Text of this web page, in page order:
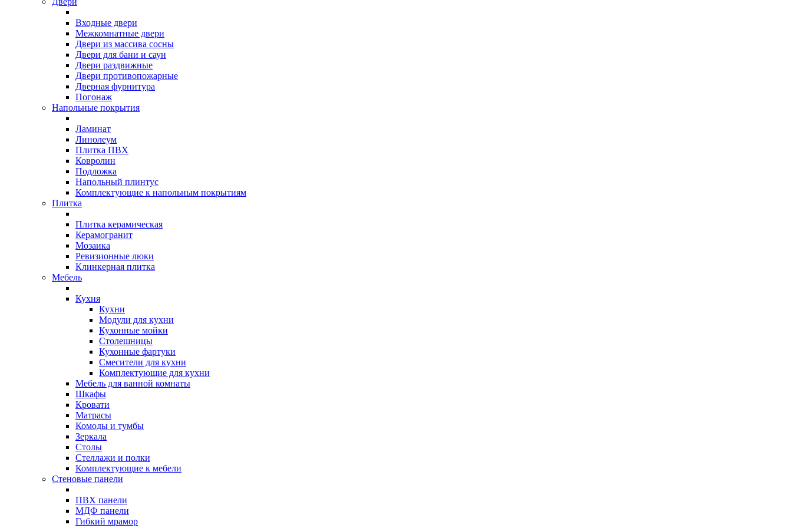
Входные двери
Межкомнатные двери
Двери из массива сосны
Двери для бани и саун
Двери раздвижные
Двери противопожарные
Дверная фурнитура
Погонаж
Напольные покрытия
Ламинат
Линолеум
Плитка ПВХ
Ковролин
Подложка
Напольный плинтус
Комплектующие к напольным покрытиям
Плитка
Плитка керамическая
Керамогранит
Мозаика
Ревизионные люки
Клинкерная плитка
Мебель
Кухня
Кухни
Модули для кухни
Кухонные мойки
Столешницы
Кухонные фартуки
Смесители для кухни
Комплектующие для кухни
Мебель для ванной комнаты
Шкафы
Кровати
Матрасы
Комоды и тумбы
Зеркала
Столы
Стеллажи и полки
Комплектующие к мебели
Стеновые панели
ПВХ панели
МДФ панели
Гибкий мрамор